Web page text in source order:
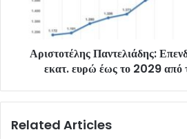
Αριστοτέλης Παντελιάδης:
εκατ. ευρώ έως το 2029 από
Related Articles